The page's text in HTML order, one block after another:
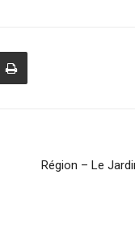
Région – Le